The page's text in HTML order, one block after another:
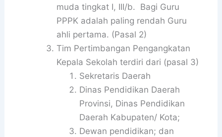
muda tingkat I, III/b. Bagi Guru
PPPK adalah paling rendah Guru
ahli pertama. (Pasal 2)
Tim Pertimbangan Pengangkatan
Kepala Sekolah terdiri dari (pasal 3)
Sekretaris Daerah
Dinas Pendidikan Daerah
Provinsi, Dinas Pendidikan
Daerah Kabupaten/ Kota;
Dewan pendidikan; dan